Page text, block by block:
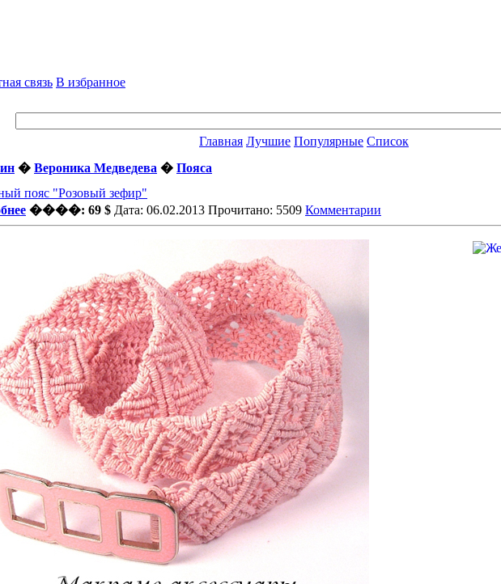
связь В избранное
Главная Лучшие Популярные Список
� Вероника Медведева � Пояса
пояс "Розовый зефир"
����: 69 $ Дата: 06.02.2013 Прочитано: 5509 Комментарии